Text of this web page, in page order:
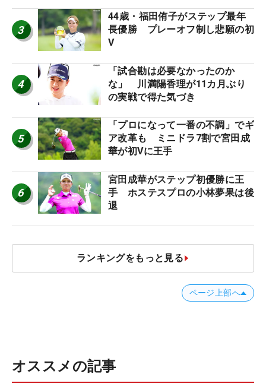
3
44歳・福田侑子がステップ最年
長優勝 プレーオフ制し悲願の初
V
4
「試合勘は必要なかったのか
な」 川満陽香理が11カ月ぶり
の実戦で得た気づき
5
「プロになって一番の不調」でギ
ア改革も ミニドラ7割で宮田成
華が初Vに王手
6
宮田成華がステップ初優勝に王
手 ホステスプロの小林夢果は後
退
ランキングをもっと見る
ページ上部へ
オススメの記事